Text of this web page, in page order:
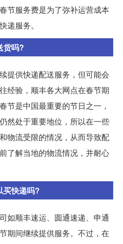
节服务费是为了弥补运营成本
递服务。
货吗?
提供快递配送服务，但可能会
经验，顺丰各大网点在春节期
节是中国最重要的节日之一，
然处于重要地位，所以在一些
物流受限的情况，从而导致配
了解当地的物流情况，并耐心
买快递吗?
如顺丰速运、圆通速递、申通
期间继续提供服务。不过，在